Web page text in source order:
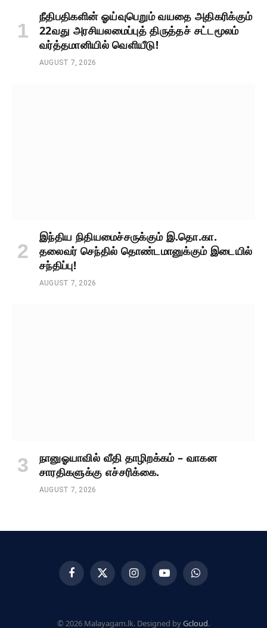
நீதிபதிகளின் ஓய்வுபெறும் வயதை அதிகரிக்கும்
22வது அரசியலமைப்புத் திருத்தச் சட்டமூலம்
வர்த்தமானியில் வெளியீடு!
AUGUST 7, 2026
இந்திய நிதியமைச்சருக்கும் இ.தொ.கா.
தலைவர் செந்தில் தொண்டமானுக்கும் இடையில்
சந்திப்பு!
AUGUST 7, 2026
நானுஓயாவில் வீதி தாழிறக்கம் – வாகன
சாரதிகளுக்கு எச்சரிக்கை.
AUGUST 7, 2026
FacebookX
(Twitter)
InstagramYouTubeWhatsApp
© 2026 Malayagam.lk. Designed byGcloud.